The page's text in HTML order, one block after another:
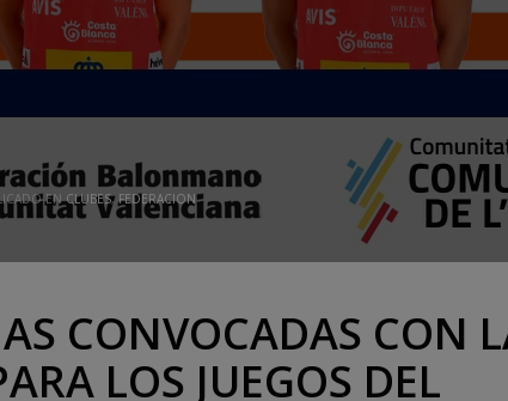
ENCLUBES, FEDERACION
CONVOCADAS CON
LOS JUEGOS DEL